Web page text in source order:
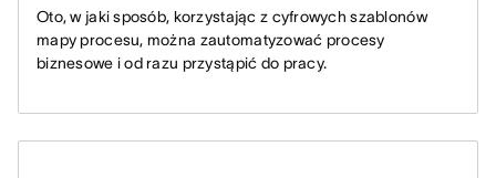
Oto, w jaki sposób, korzystając z cyfrowych szablonów
mapy procesu, można zautomatyzować procesy
biznesowe i od razu przystąpić do pracy.